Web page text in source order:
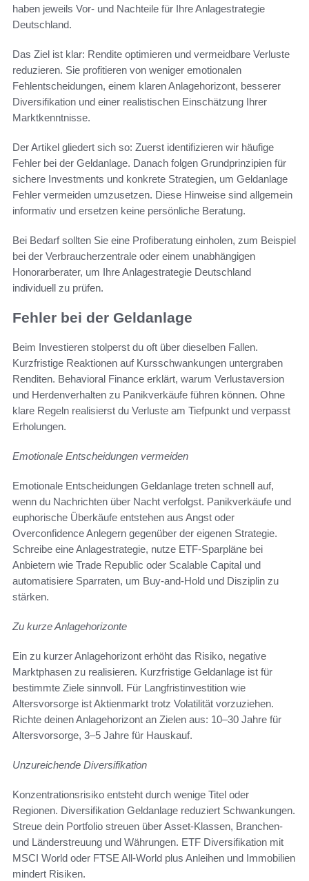
haben jeweils Vor- und Nachteile für Ihre Anlagestrategie
Deutschland.
Das Ziel ist klar: Rendite optimieren und vermeidbare Verluste
reduzieren. Sie profitieren von weniger emotionalen
Fehlentscheidungen, einem klaren Anlagehorizont, besserer
Diversifikation und einer realistischen Einschätzung Ihrer
Marktkenntnisse.
Der Artikel gliedert sich so: Zuerst identifizieren wir häufige
Fehler bei der Geldanlage. Danach folgen Grundprinzipien für
sichere Investments und konkrete Strategien, um Geldanlage
Fehler vermeiden umzusetzen. Diese Hinweise sind allgemein
informativ und ersetzen keine persönliche Beratung.
Bei Bedarf sollten Sie eine Profiberatung einholen, zum Beispiel
bei der Verbraucherzentrale oder einem unabhängigen
Honorarberater, um Ihre Anlagestrategie Deutschland
individuell zu prüfen.
Fehler bei der Geldanlage
Beim Investieren stolperst du oft über dieselben Fallen.
Kurzfristige Reaktionen auf Kursschwankungen untergraben
Renditen. Behavioral Finance erklärt, warum Verlustaversion
und Herdenverhalten zu Panikverkäufe führen können. Ohne
klare Regeln realisierst du Verluste am Tiefpunkt und verpasst
Erholungen.
Emotionale Entscheidungen vermeiden
Emotionale Entscheidungen Geldanlage treten schnell auf,
wenn du Nachrichten über Nacht verfolgst. Panikverkäufe und
euphorische Überkäufe entstehen aus Angst oder
Overconfidence Anlegern gegenüber der eigenen Strategie.
Schreibe eine Anlagestrategie, nutze ETF-Sparpläne bei
Anbietern wie Trade Republic oder Scalable Capital und
automatisiere Sparraten, um Buy-and-Hold und Disziplin zu
stärken.
Zu kurze Anlagehorizonte
Ein zu kurzer Anlagehorizont erhöht das Risiko, negative
Marktphasen zu realisieren. Kurzfristige Geldanlage ist für
bestimmte Ziele sinnvoll. Für Langfristinvestition wie
Altersvorsorge ist Aktienmarkt trotz Volatilität vorzuziehen.
Richte deinen Anlagehorizont an Zielen aus: 10–30 Jahre für
Altersvorsorge, 3–5 Jahre für Hauskauf.
Unzureichende Diversifikation
Konzentrationsrisiko entsteht durch wenige Titel oder
Regionen. Diversifikation Geldanlage reduziert Schwankungen.
Streue dein Portfolio streuen über Asset-Klassen, Branchen-
und Länderstreuung und Währungen. ETF Diversifikation mit
MSCI World oder FTSE All-World plus Anleihen und Immobilien
mindert Risiken.